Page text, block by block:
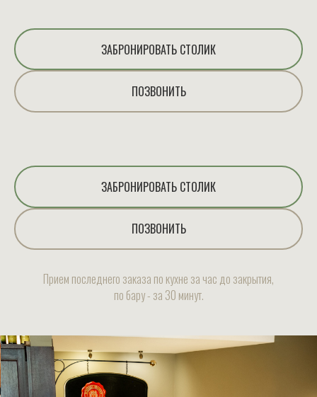
ЗАБРОНИРОВАТЬ СТОЛИК
ПОЗВОНИТЬ
ЗАБРОНИРОВАТЬ СТОЛИК
ПОЗВОНИТЬ
Прием последнего заказа по кухне за час до закрытия,
по бару - за 30 минут.